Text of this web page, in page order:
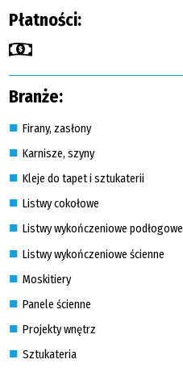
Płatności:
Branże:
Firany, zasłony
Karnisze, szyny
Kleje do tapet i sztukaterii
Listwy cokołowe
Listwy wykończeniowe podłogowe
Listwy wykończeniowe ścienne
Moskitiery
Panele ścienne
Projekty wnętrz
Sztukateria